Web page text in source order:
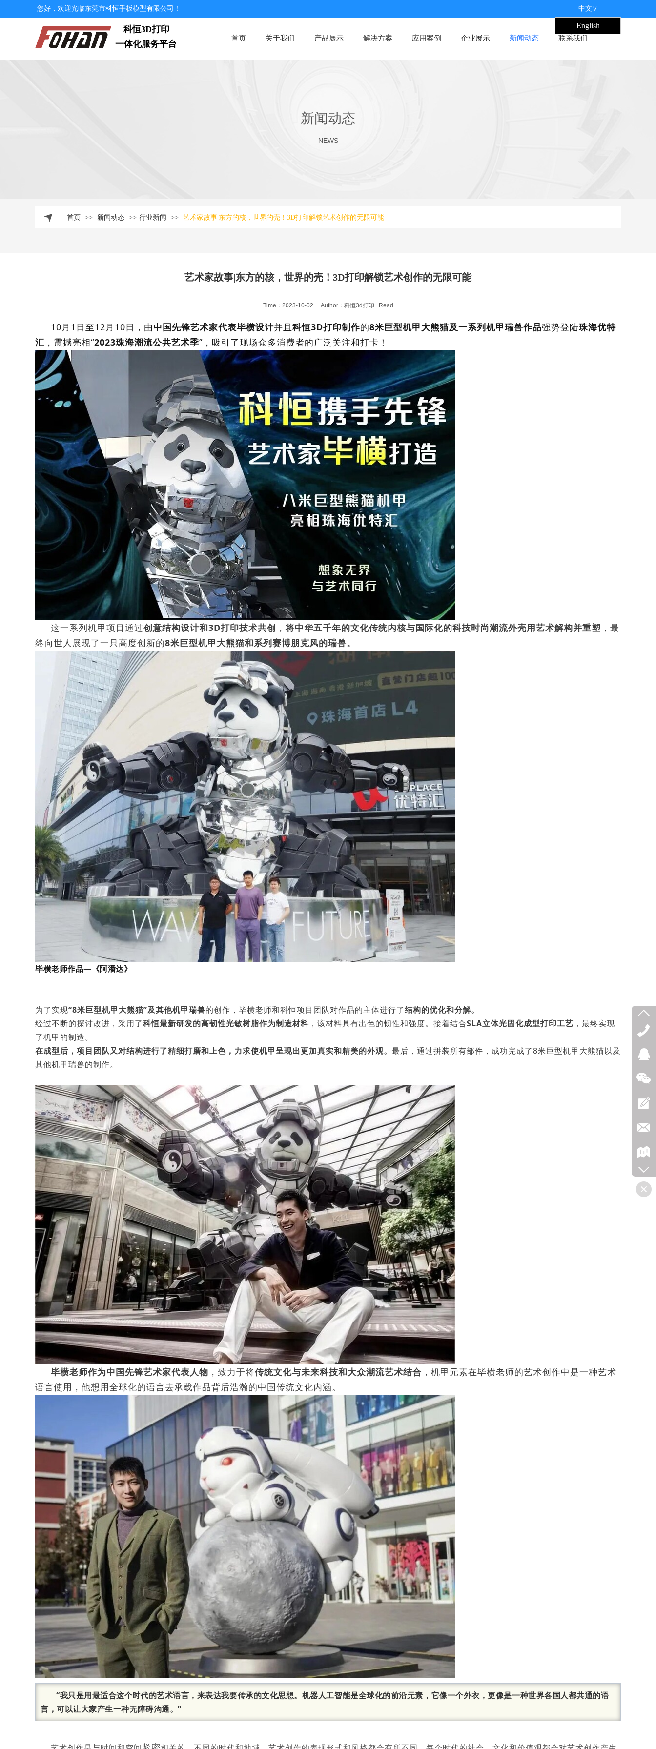
中文∨
English
科恒3D打印
一体化服务平台
您好，欢迎光临东莞市科恒手板模型有限公司！
首页 关于我们 产品展示 解决方案 应用案例 企业展示 新闻动态 联系我们
新闻动态
NEWS
首页 >> 新闻动态 >> 行业新闻 >> 艺术家故事|东方的核，世界的壳！3D打印解锁艺术创作的无限可能
艺术家故事|东方的核，世界的壳！3D打印解锁艺术创作的无限可能
Time：2023-10-02 Author：科恒3d打印 Read
10月1日至12月10日，由中国先锋艺术家代表毕横设计并且 科恒3D打印制作的8米巨型机甲大熊猫及一系列机甲瑞兽作品强势登陆珠海优特
汇 ，震撼亮相“2023珠海潮流公共艺术季”，吸引了现场众多消费者的广泛关注和打卡！
这一系列机甲项目通过创意结构设计和3D打印技术共创 ， 将中华五千年的文化传统内核与国际化的科技时尚潮流外壳用艺术解构并重塑 ，最
终向世人展现了一只高度创新的8米巨型机甲大熊猫和系列赛博朋克风的瑞兽。
毕横老师作品—《阿潘达》
为了实现“8米巨型机甲大熊猫”及其他机甲瑞兽的创作，毕横老师和科恒项目团队对作品的主体进行了结构的优化和分解。
经过不断的探讨改进，采用了科恒最新研发的高韧性光敏树脂作为制造材料 ，该材料具有出色的韧性和强度。接着结合SLA立体光固化成型打印工艺 ，最终实现
了机甲的制造。
在成型后，项目团队又对结构进行了精细打磨和上色，力求使机甲呈现出更加真实和精美的外观。 最后，通过拼装所有部件，成功完成了8米巨型机甲大熊猫以及
其他机甲瑞兽的制作。
毕横老师作为中国先锋艺术家代表人物 ，致力于将传统文化与未来科技和大众潮流艺术结合 ，机甲元素在毕横老师的艺术创作中是一种艺术
语言使用，他想用全球化的语言去承载作品背后浩瀚的中国传统文化内涵。
“我只是用最适合这个时代的艺术语言，来表达我要传承的文化思想。机器人工智能是全球化的前沿元素，它像一个外衣，更像是一种世界各国人都共通的语
言，可以让大家产生一种无障碍沟通。”